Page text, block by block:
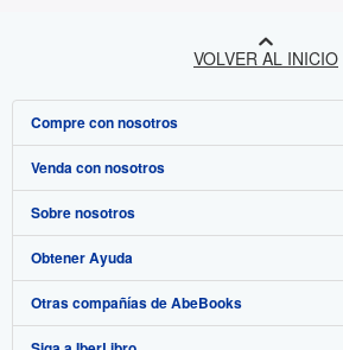
VOLVER AL INICIO
Compre con nosotros
Búsqueda avanzada
Colecciones
Mi cuenta
Mis pedidos
Venda con nosotros
Comenzar a vender
Únase a nuestro programa de afiliados
Recomiende un vendedor
Sobre nosotros
Sobre IberLibro
Medios
Obtener Ayuda
Preguntas frecuentes y guías
Otras compañías de AbeBooks